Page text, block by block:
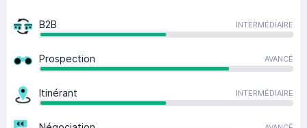
B2B INTERMÉDIAIRE
Prospection AVANCÉ
Itinérant INTERMÉDIAIRE